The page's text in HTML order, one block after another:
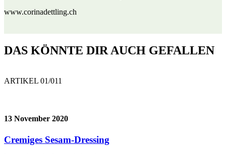
www.corinadettling.ch
DAS KÖNNTE DIR AUCH GEFALLEN
ARTIKEL 01/011
13 November 2020
Cremiges Sesam-Dressing